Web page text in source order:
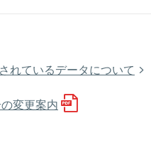
れているデータについて
変更案内